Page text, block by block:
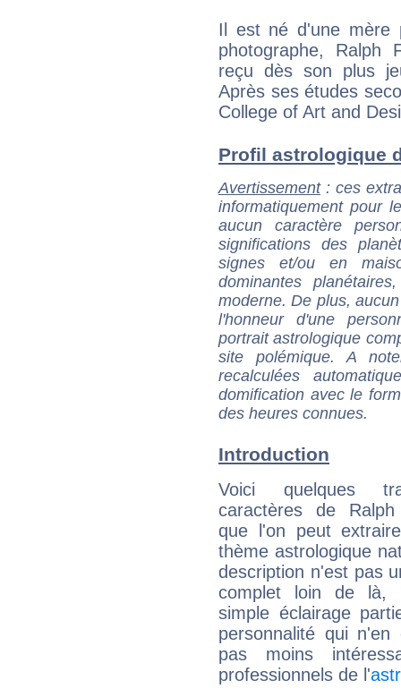
Il est né d'une mère
photographe, Ralph
reçu dès son plus
Après ses études
College of Art and
Profil astrologique
Avertissement: ces
informatiquement pour
aucun caractère
significations des
signes et/ou en
dominantes
moderne. De plus,
l'honneur d'une
portrait astrologique
site polémique. A
recalculées
domification avec le
des heures connues.
Introduction
Voici quelques
caractères de Ralph
que l'on peut
thème astrologique
description n'est pas
complet loin de là,
simple éclairage
personnalité qui n'en
pas moins
professionnels de l'